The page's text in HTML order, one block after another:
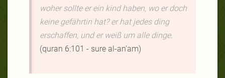
woher sollte er ein kind haben, wo er doch
keine gefährtin hat? er hat jedes ding
erschaffen, und er weiß um alle dinge.
(quran 6:101 - sure al-an'am)